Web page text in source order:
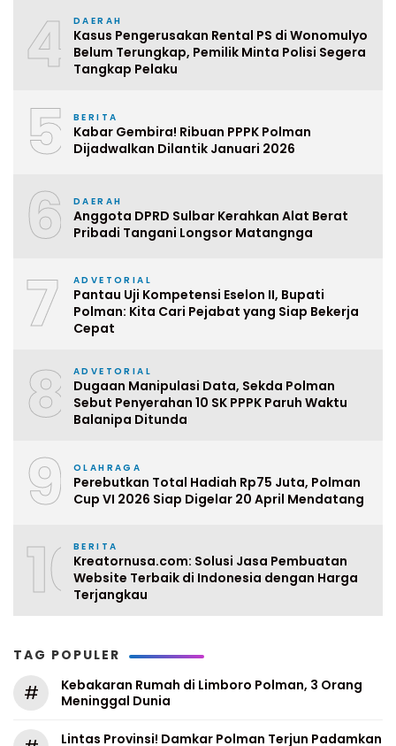
4 DAERAH
Kasus Pengerusakan Rental PS di Wonomulyo
Belum Terungkap, Pemilik Minta Polisi Segera
Tangkap Pelaku
5 BERITA
Kabar Gembira! Ribuan PPPK Polman
Dijadwalkan Dilantik Januari 2026
6 DAERAH
Anggota DPRD Sulbar Kerahkan Alat Berat
Pribadi Tangani Longsor Matangnga
7 ADVETORIAL
Pantau Uji Kompetensi Eselon II, Bupati
Polman: Kita Cari Pejabat yang Siap Bekerja
Cepat
8 ADVETORIAL
Dugaan Manipulasi Data, Sekda Polman
Sebut Penyerahan 10 SK PPPK Paruh Waktu
Balanipa Ditunda
9 OLAHRAGA
Perebutkan Total Hadiah Rp75 Juta, Polman
Cup VI 2026 Siap Digelar 20 April Mendatang
10BERITA
Kreatornusa.com: Solusi Jasa Pembuatan
Website Terbaik di Indonesia dengan Harga
Terjangkau
TAG POPULER
#
Kebakaran Rumah di Limboro Polman, 3 Orang
Meninggal Dunia
Lintas Provinsi! Damkar Polman Terjun Padamkan